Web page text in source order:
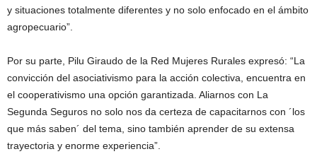
y situaciones totalmente diferentes y no solo enfocado en el ámbito
agropecuario”.
Por su parte, Pilu Giraudo de la Red Mujeres Rurales expresó: “La
convicción del asociativismo para la acción colectiva, encuentra en
el cooperativismo una opción garantizada. Aliarnos con La
Segunda Seguros no solo nos da certeza de capacitarnos con ´los
que más saben´ del tema, sino también aprender de su extensa
trayectoria y enorme experiencia”.